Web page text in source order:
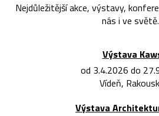
Nejdůležitější akce, výstavy,
nás i ve
Výstava
od 3.4.2026 do
Vídeň,
Výstava